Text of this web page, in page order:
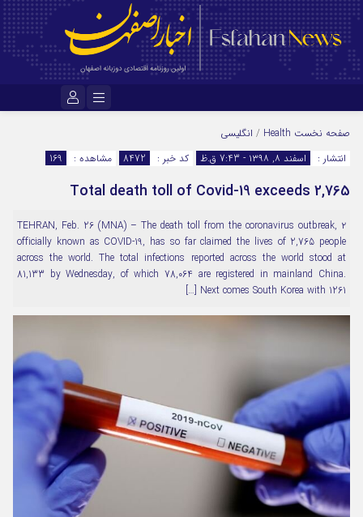
نام کاربری یا نشانی ایمیل
رمز عبور
مرا به خاطر بسپار
صفحه نخست Health
/ انگلیسی
انتشار :
اسفند ۸, ۱۳۹۸ - 7:43 ق.ظ کد خبر : 8472 مشاهده : 169
Total death toll of Covid-19 exceeds 2,765
۲ TEHRAN, Feb. 26 (MNA) – The death toll from the coronavirus outbreak,
officially known as COVID-19, has so far claimed the lives of 2,765 people
across the world. The total infections reported across the world stood at
81,133 by Wednesday, of which 78,064 are registered in mainland China.
Next comes South Korea with 1261 […]